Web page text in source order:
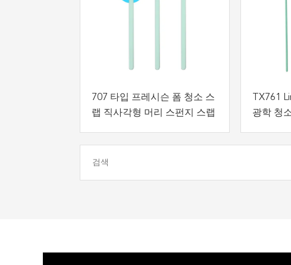
707 타입 프레시슨 폼 청소 스
랩 직사각형 머리 스펀지 스랩
TX761
광학 청